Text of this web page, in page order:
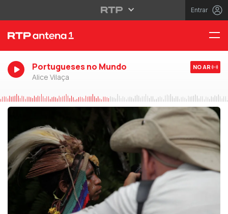
Entrar
Portugueses no Mundo
Alice Vilaça
NO AR